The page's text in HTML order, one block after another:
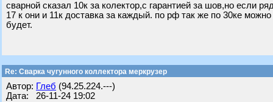
сварной сказал 10к за колектор,с гарантией за шов,но если
17 к они и 11к доставка за каждый. по рф так же по 30ке
будет.
Re: Сварка чугунного коллектора меркрузер
Автор: Глеб (94.25.224.---)
Дата: 26-11-24 19:02